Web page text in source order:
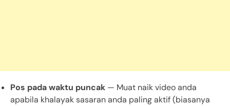
Pos pada waktu puncak — Muat naik video anda
apabila khalayak sasaran anda paling aktif (biasanya